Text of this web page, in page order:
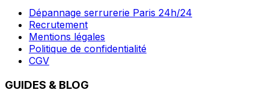
Dépannage serrurerie Paris 24h/24
Recrutement
Mentions légales
Politique de confidentialité
CGV
GUIDES & BLOG